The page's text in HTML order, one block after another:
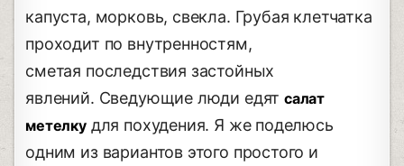
капуста, морковь, свекла. Грубая клетчатка
проходит по внутренностям,
сметая последствия застойных
явлений. Сведующие люди едят салат
метелкудля похудения. Я же поделюсь
одним из вариантов этого простого и